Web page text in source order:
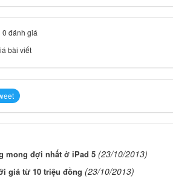
0 đánh giá
bài viết
mong đợi nhất ở iPad 5 (23/10/2013)
giá từ 10 triệu đồng (23/10/2013)